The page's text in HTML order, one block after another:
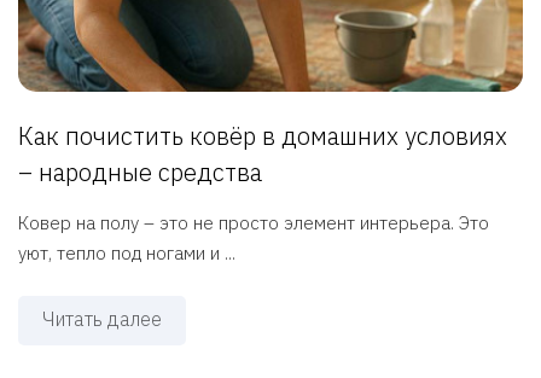
Как почистить ковёр в домашних условиях
– народные средства
Ковер на полу – это не просто элемент интерьера. Это
уют, тепло под ногами и ...
Читать далее